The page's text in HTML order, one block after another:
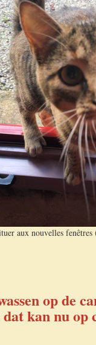
aux nouvelles fenêtres
op de
kan nu op